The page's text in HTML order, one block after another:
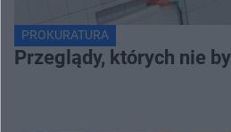
PROKURATURA
Przeglądy, których nie